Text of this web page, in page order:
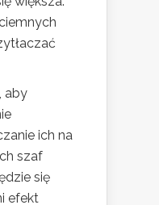
, aby
ich na
szaf
się
efekt